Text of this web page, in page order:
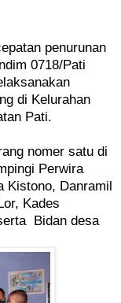
penurunan
0718/Pati
di Kelurahan
Pati.
nomer satu di
Perwira
Kistono, Danramil
Kades
Bidan desa